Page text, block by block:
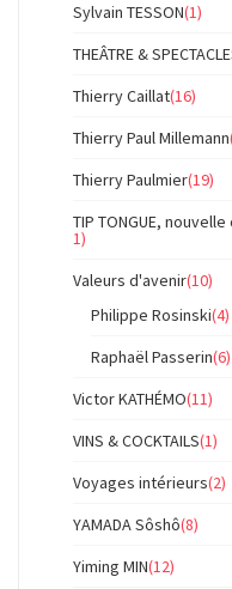
Sylvain TESSON(1)
THEÂTRE &
Thierry Caillat(16)
Thierry Paul Millemann
Thierry Paulmier(19)
TIP TONGUE,
1)
Valeurs d'avenir(10)
Philippe Rosinski(4)
Raphaël Passerin(6)
Victor KATHÉMO(11)
VINS & COCKTAILS(1)
Voyages intérieurs(2)
YAMADA Sôshô(8)
Yiming MIN(12)